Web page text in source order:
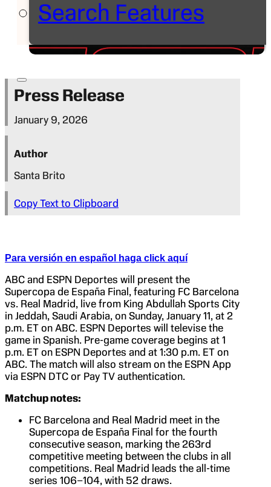
Search Features
Press Release
January 9, 2026
Author
Santa Brito
Copy Text to Clipboard
Para versión en español haga click aquí
ABC and ESPN Deportes will present the
Supercopa de España Final, featuring FC Barcelona
vs. Real Madrid, live from King Abdullah Sports City
in Jeddah, Saudi Arabia, on Sunday, January 11, at 2
p.m. ET on ABC. ESPN Deportes will televise the
game in Spanish. Pre-game coverage begins at 1
p.m. ET on ESPN Deportes and at 1:30 p.m. ET on
ABC. The match will also stream on the ESPN App
via ESPN DTC or Pay TV authentication.
Matchup notes:
FC Barcelona and Real Madrid meet in the
Supercopa de España Final for the fourth
consecutive season, marking the 263rd
competitive meeting between the clubs in all
competitions. Real Madrid leads the all-time
series 106–104, with 52 draws.